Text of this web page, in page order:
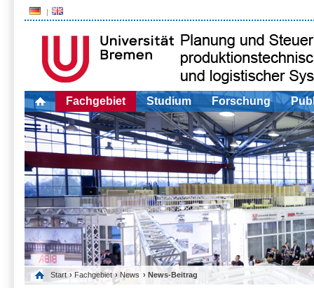
Fachgebiet Studium Forschung
Start › Fachgebiet › News › News-Beitrag